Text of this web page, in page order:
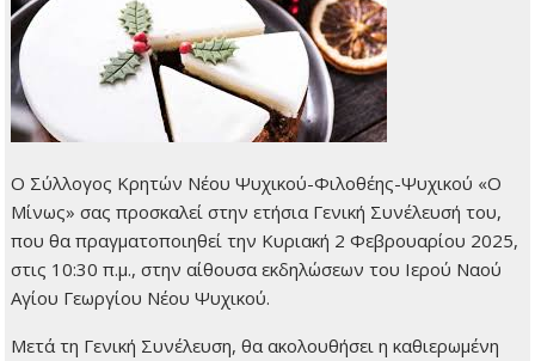
Ο Σύλλογος Κρητών Νέου Ψυχικού-Φιλοθέης-Ψυχικού «Ο
Μίνως» σας προσκαλεί στην ετήσια Γενική Συνέλευσή του,
που θα πραγματοποιηθεί την Κυριακή 2 Φεβρουαρίου 2025,
στις 10:30 π.μ., στην αίθουσα εκδηλώσεων του Ιερού Ναού
Αγίου Γεωργίου Νέου Ψυχικού.
Μετά τη Γενική Συνέλευση, θα ακολουθήσει η καθιερωμένη